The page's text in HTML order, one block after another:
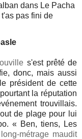
dans Le Pacha
pas fini de
s'est prêté de
donc, mais aussi
président de cette
la réputation
trouvillais.
de plage pour lui
« Ben, tiens, Les
long-métrage maudit